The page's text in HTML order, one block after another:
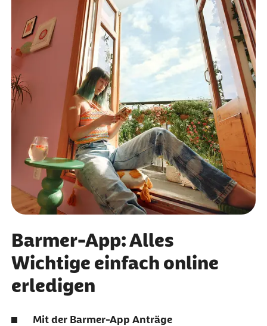
Barmer-App: Alles
Wichtige einfach online
erledigen
Mit der Barmer-App Anträge